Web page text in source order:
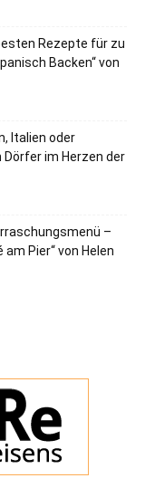
Rezepte für zu
Backen“ von
Italien oder
Dörfer im Herzen der
–
Pier“ von Helen